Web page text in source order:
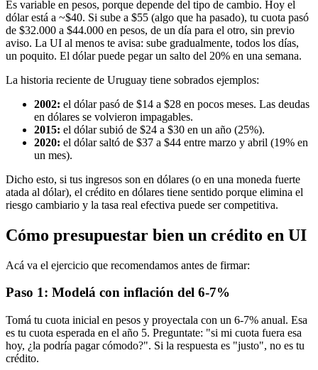
Es variable en pesos, porque depende del tipo de cambio. Hoy el
dólar está a ~$40. Si sube a $55 (algo que ha pasado), tu cuota pasó
de $32.000 a $44.000 en pesos, de un día para el otro, sin previo
aviso. La UI al menos te avisa: sube gradualmente, todos los días,
un poquito. El dólar puede pegar un salto del 20% en una semana.
La historia reciente de Uruguay tiene sobrados ejemplos:
2002: el dólar pasó de $14 a $28 en pocos meses. Las deudas
en dólares se volvieron impagables.
2015: el dólar subió de $24 a $30 en un año (25%).
2020: el dólar saltó de $37 a $44 entre marzo y abril (19% en
un mes).
Dicho esto, si tus ingresos son en dólares (o en una moneda fuerte
atada al dólar), el crédito en dólares tiene sentido porque elimina el
riesgo cambiario y la tasa real efectiva puede ser competitiva.
Cómo presupuestar bien un crédito en UI
Acá va el ejercicio que recomendamos antes de firmar:
Paso 1: Modelá con inflación del 6-7%
Tomá tu cuota inicial en pesos y proyectala con un 6-7% anual. Esa
es tu cuota esperada en el año 5. Preguntate: "si mi cuota fuera esa
hoy, ¿la podría pagar cómodo?". Si la respuesta es "justo", no es tu
crédito.